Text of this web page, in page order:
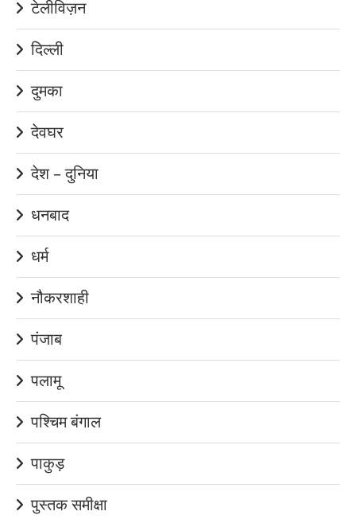
टेलीविज़न
दिल्ली
दुमका
देवघर
देश – दुनिया
धनबाद
धर्म
नौकरशाही
पंजाब
पलामू
पश्चिम बंगाल
पाकुड़
पुस्तक समीक्षा